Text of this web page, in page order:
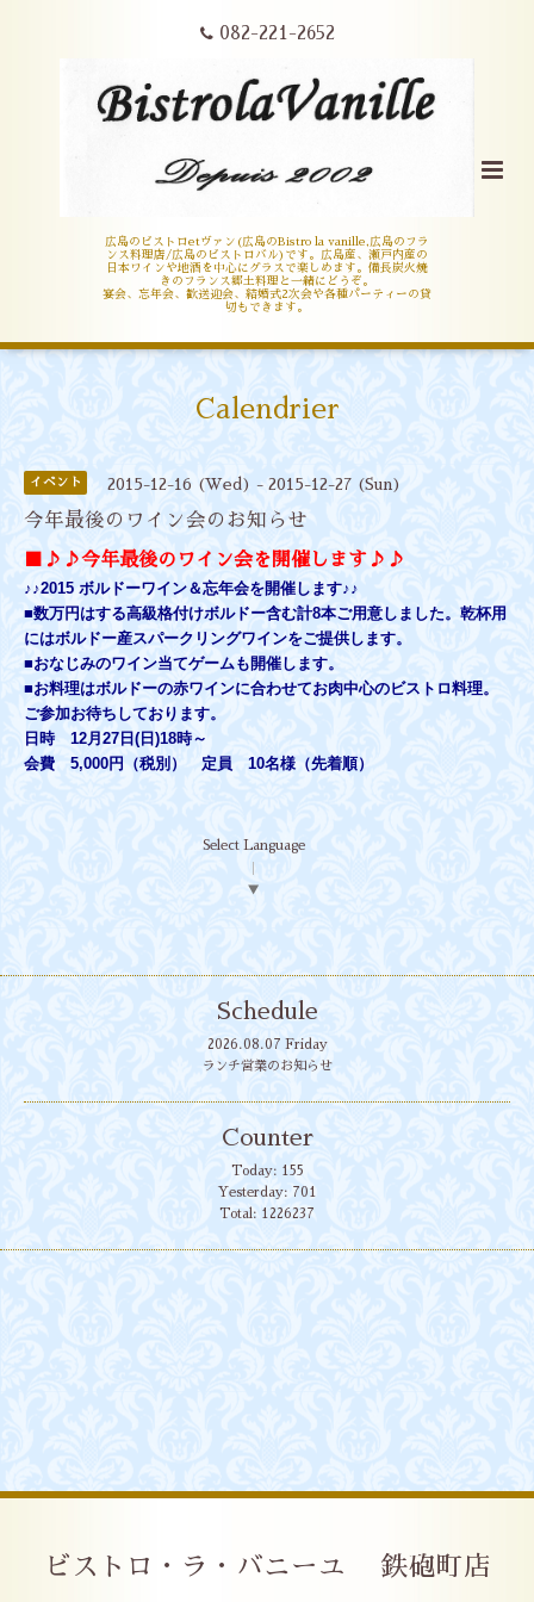
082-221-2652
広島のビストロetヴァン(広島のBistro la vanille,広島のフラ
ンス料理店/広島のビストロバル)です。広島産、瀬戸内産の
日本ワインや地酒を中心にグラスで楽しめます。備長炭火焼
きのフランス郷土料理と一緒にどうぞ。
宴会、忘年会、歓送迎会、結婚式2次会や各種パーティーの貸
切もできます。
Calendrier
イベント 2015-12-16 (Wed) - 2015-12-27 (Sun)
今年最後のワイン会のお知らせ
■♪♪今年最後のワイン会を開催します♪♪
♪♪2015 ボルドーワイン＆忘年会を開催します♪♪
■数万円はする高級格付けボルドー含む計8本ご用意しました。乾杯用
にはボルドー産スパークリングワインをご提供します。
■おなじみのワイン当てゲームも開催します。
■お料理はボルドーの赤ワインに合わせてお肉中心のビストロ料理。
ご参加お待ちしております。
日時 12月27日(日)18時～
会費 5,000円（税別） 定員 10名様（先着順）
Select Language
▼
Schedule
2026.08.07 Friday
ランチ営業のお知らせ
Counter
Today: 155
Yesterday: 701
Total: 1226237
ビストロ・ラ・バニーユ 鉄砲町店